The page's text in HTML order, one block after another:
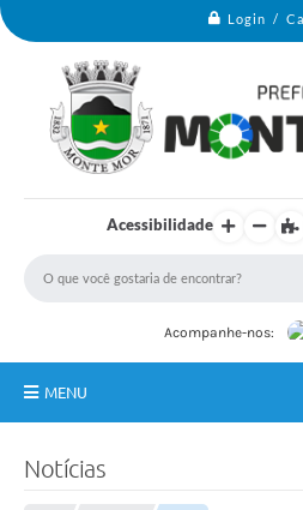
Login /
Acessibilidade
Acompanhe-nos:
MENU
Notícias